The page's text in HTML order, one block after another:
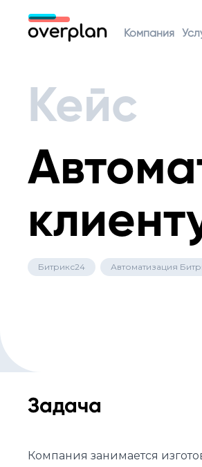
Компания
Кейс
Битрикс24 Автоматизация
Задача
Компания занимается